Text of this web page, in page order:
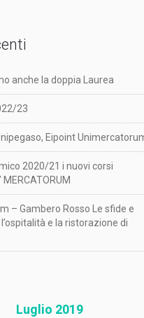
anche la doppia Laurea
23
Eipoint
2020/21 i nuovi corsi
MERCATORUM
– Gambero Rosso Le sfide e
e la ristorazione di
Luglio 2019